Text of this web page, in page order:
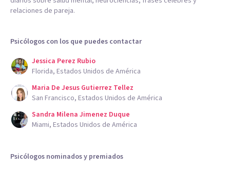
relaciones de pareja.
Psicólogos con los que puedes contactar
Jessica Perez Rubio
Florida, Estados Unidos de América
Maria De Jesus Gutierrez Tellez
San Francisco, Estados Unidos de América
Sandra Milena Jimenez Duque
Miami, Estados Unidos de América
Psicólogos nominados y premiados